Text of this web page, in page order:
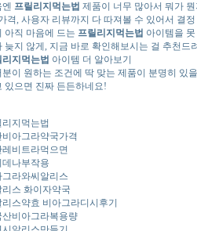
엔 프릴리지먹는법 제품이 너무 많아서 뭐가
격, 사용자 리뷰까지 다 따져볼 수 있어서 결
아직 마음에 드는 프릴리지먹는법 아이템을
늦지 않게, 지금 바로 확인해보시는 걸 추천드
리지먹는법 아이템 더 알아보기
분이 원하는 조건에 딱 맞는 제품이 분명히 있
있으면 진짜 든든하네요!
리지먹는법
비아그라약국가격
레비트라먹으면
데나부작용
그라와씨알리스
리스 화이자약국
스약효 비아그라디시후기
산비아그라복용량